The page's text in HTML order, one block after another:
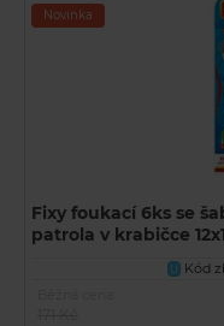
Novinka
Fixy foukací 6ks se
patrola v krabičce
U Kód